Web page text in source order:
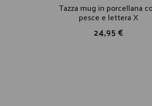
Tazza mug in porcellana
pesce e lettera X
24,95 €